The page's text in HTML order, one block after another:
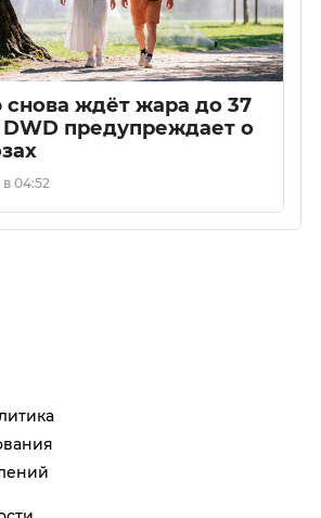
ждёт жара до 37
DWD предупреждает о
в 04:52